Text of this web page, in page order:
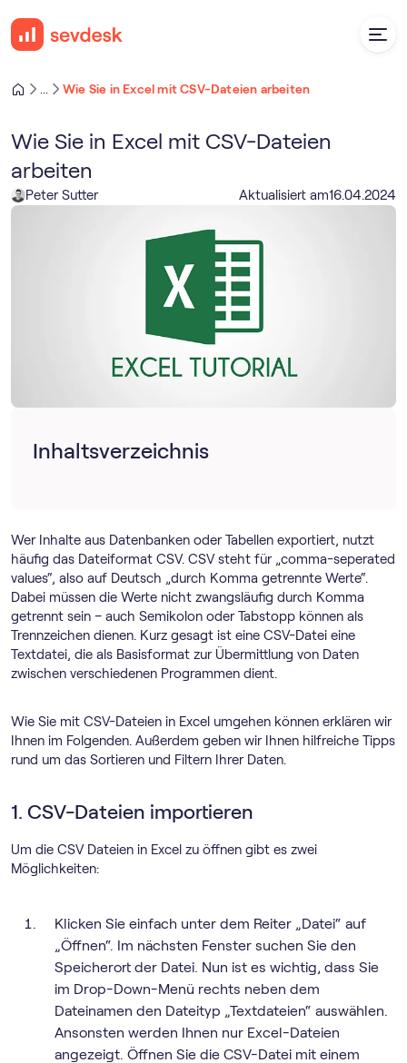
Wie Sie in Excel mit CSV-Dateien arbeiten
Wie Sie in Excel mit CSV-Dateien
arbeiten
Peter Sutter Aktualisiert am16.04.2024
Inhaltsverzeichnis
Wer Inhalte aus Datenbanken oder Tabellen exportiert, nutzt
häufig das Dateiformat CSV. CSV steht für „comma-seperated
values“, also auf Deutsch „durch Komma getrennte Werte“.
Dabei müssen die Werte nicht zwangsläufig durch Komma
getrennt sein – auch Semikolon oder Tabstopp können als
Trennzeichen dienen. Kurz gesagt ist eine CSV-Datei eine
Textdatei, die als Basisformat zur Übermittlung von Daten
zwischen verschiedenen Programmen dient.
Wie Sie mit CSV-Dateien in Excel umgehen können erklären wir
Ihnen im Folgenden. Außerdem geben wir Ihnen hilfreiche Tipps
rund um das Sortieren und Filtern Ihrer Daten.
1. CSV-Dateien importieren
Um die CSV Dateien in Excel zu öffnen gibt es zwei
Möglichkeiten:
Klicken Sie einfach unter dem Reiter „Datei“ auf
„Öffnen“. Im nächsten Fenster suchen Sie den
Speicherort der Datei. Nun ist es wichtig, dass Sie
im Drop-Down-Menü rechts neben dem
Dateinamen den Dateityp „Textdateien“ auswählen.
Ansonsten werden Ihnen nur Excel-Dateien
angezeigt. Öffnen Sie die CSV-Datei mit einem